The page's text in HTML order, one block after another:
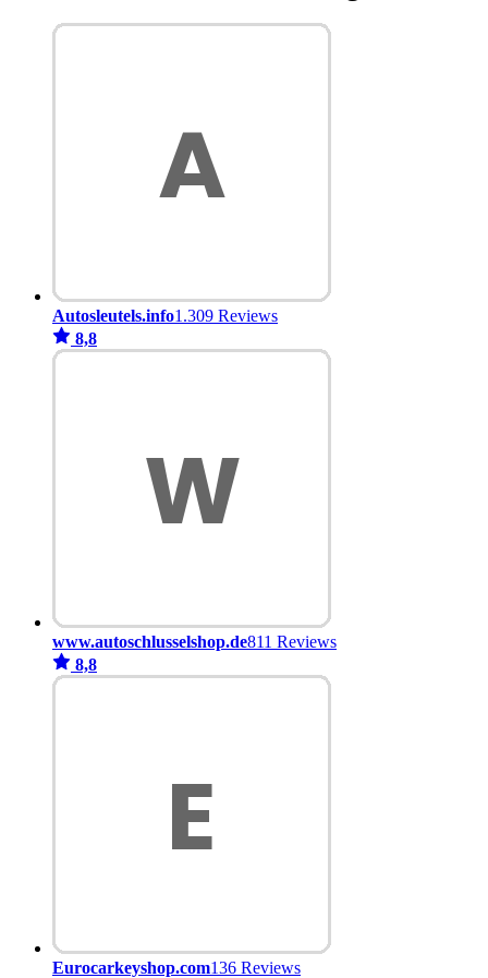
Autosleutels.info1.309 Reviews
8,8
www.autoschlusselshop.de811 Reviews
8,8
Eurocarkeyshop.com136 Reviews